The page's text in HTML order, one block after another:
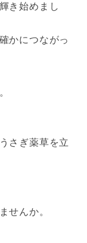
き始めまし
かにつながっ
さぎ薬草を立
せんか。